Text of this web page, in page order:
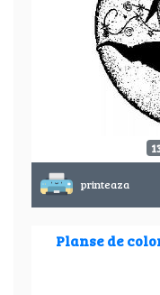
printeaza
Planse de